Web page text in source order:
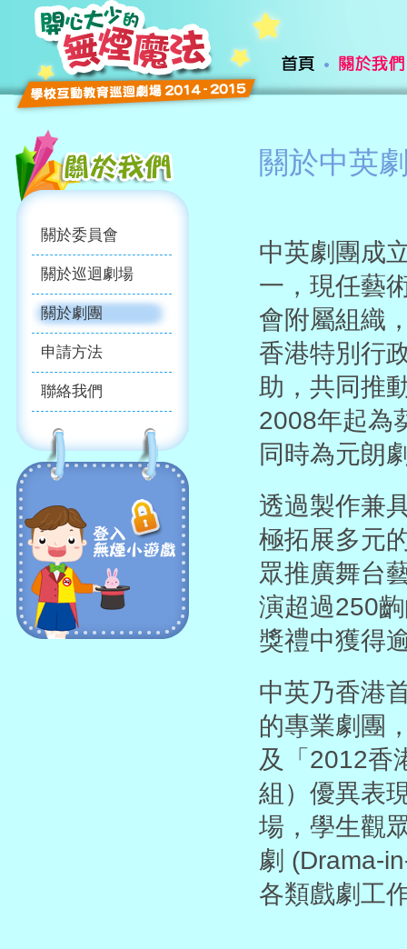
關於委員會
關於巡迴劇場
關於劇團
申請方法
聯絡我們
關於中英
中英劇團成
一，現任藝
會附屬組織
香港特別行
助，共同推
2008年起為
同時為元朗
透過製作兼
極拓展多元
眾推廣舞台
演超過250
獎禮中獲得
中英乃香港
的專業劇團
及「2012香
組）優異表
場，學生觀
劇 (Drama-
各類戲劇工